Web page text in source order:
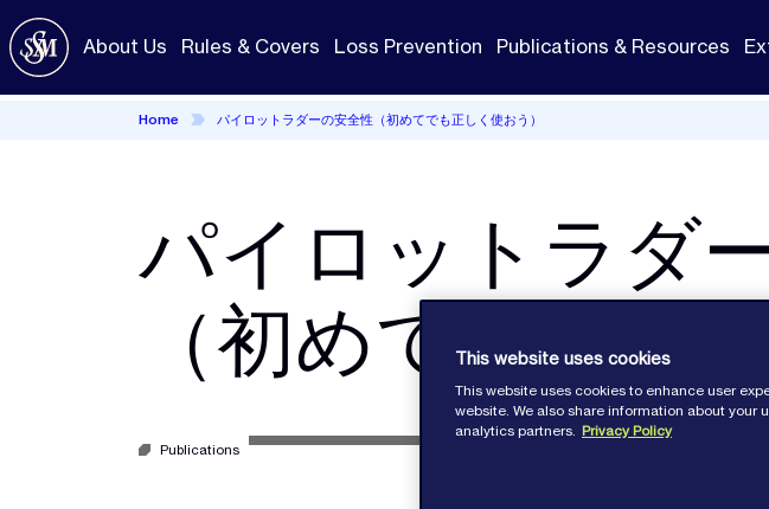
Skip
to
main
content
About Us Rules & Covers Loss Prevention Publications & Resources
Home パイロットラダーの安全性（初めてでも正しく使おう）
パイロットラダ
（初めてでも正
Publications
This website uses cookies
This website uses cookies to enhance user
website. We also share information about
analytics partners. Privacy Policy